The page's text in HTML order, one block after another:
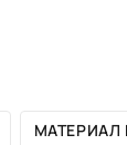
МАТЕРИАЛ